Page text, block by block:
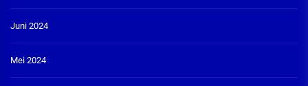
Juni 2024
Mei 2024